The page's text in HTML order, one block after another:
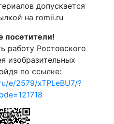
допускается
на romii.ru
посетители!
работу Ростовского
изобразительных
по ссылке:
e/2579/xTPLeBU7/?